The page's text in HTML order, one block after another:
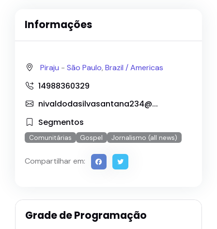
Informações
Piraju - São Paulo, Brazil /Americas
14988360329
nivaldodasilvasantana234@...
Segmentos
Comunitárias Gospel Jornalismo (all news)
Compartilhar em:
Grade de Programação